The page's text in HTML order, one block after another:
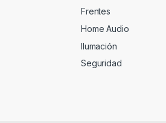
Frentes
Home Audio
Ilumación
Seguridad